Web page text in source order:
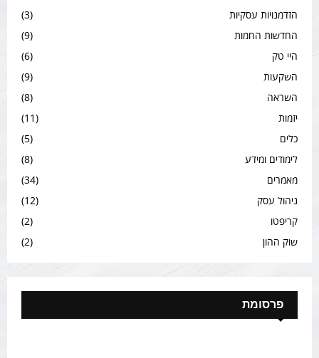
הזדמנויות עסקיות
(3)
החדשות החמות
(9)
היי טק
(6)
השקעות
(9)
השראה
(8)
יזמות
(11)
כלים
(5)
לימודים ומידע
(8)
מאמרים
(34)
ניהול עסק
(12)
קריפטו
(2)
שוק ההון
(2)
פרסומת